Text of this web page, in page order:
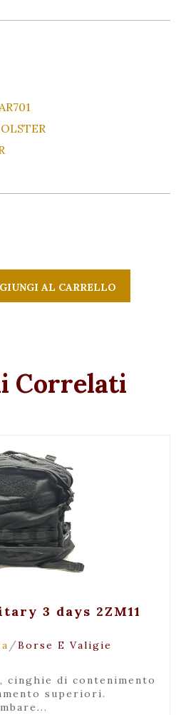
Correlati
Dettagli
3 days 2ZM11
/Borse E Valigie
superiori.